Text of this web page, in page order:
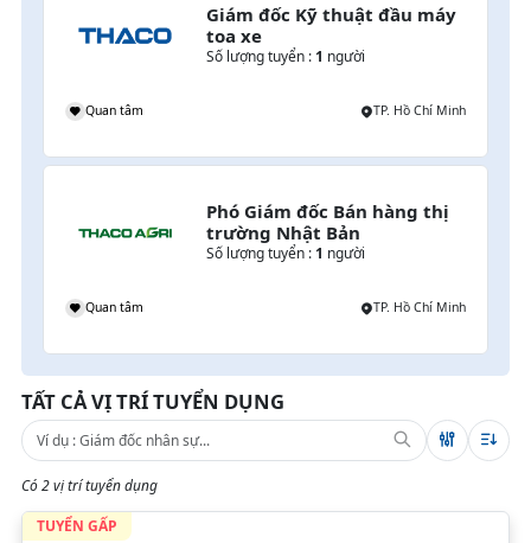
Giám đốc Kỹ thuật đầu máy
toa xe
Số lượng tuyển : 1 người
Quan tâm TP. Hồ Chí Minh
Phó Giám đốc Bán hàng thị
trường Nhật Bản
Số lượng tuyển : 1 người
Quan tâm TP. Hồ Chí Minh
TẤT CẢ VỊ TRÍ TUYỂN DỤNG
Có 2 vị trí tuyển dụng
TUYỂN GẤP